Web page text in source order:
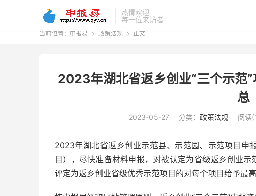
热情欢迎
每一位来访者
当前位置： 申报易  政策法规  正文
2023年湖北省返乡创业“三个示范
总
2023-05-27 分类： 政策法规 阅读
2023年湖北省返乡创业示范县、示范园、示范项目申
目），尽快准备材料申报，对被认定为省级返乡创业
评定为返乡创业省级优秀示范项目的对每个项目给予最高